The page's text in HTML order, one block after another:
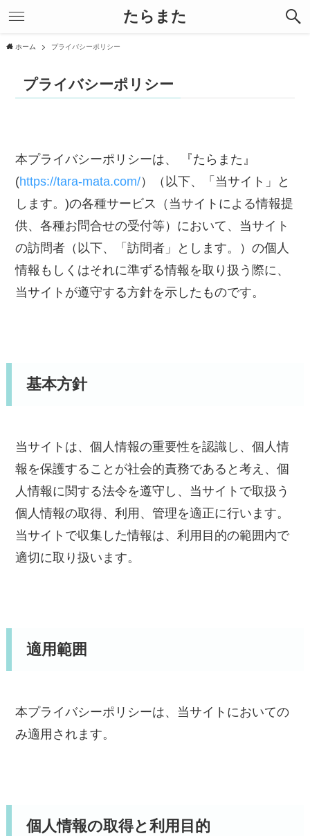
たらまた
ホーム プライバシーポリシー
プライバシーポリシー
本プライバシーポリシーは、 『たらまた』
(https://tara-mata.com/）（以下、「当サイト」と
します。)の各種サービス（当サイトによる情報提
供、各種お問合せの受付等）において、当サイト
の訪問者（以下、「訪問者」とします。）の個人
情報もしくはそれに準ずる情報を取り扱う際に、
当サイトが遵守する方針を示したものです。
基本方針
当サイトは、個人情報の重要性を認識し、個人情
報を保護することが社会的責務であると考え、個
人情報に関する法令を遵守し、当サイトで取扱う
個人情報の取得、利用、管理を適正に行います。
当サイトで収集した情報は、利用目的の範囲内で
適切に取り扱います。
適用範囲
本プライバシーポリシーは、当サイトにおいての
み適用されます。
個人情報の取得と利用目的